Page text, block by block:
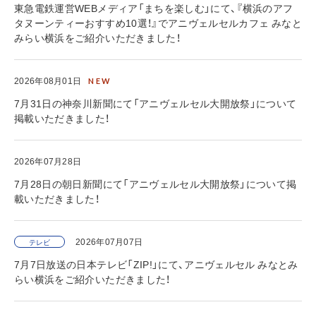
東急電鉄運営WEBメディア「まちを楽しむ」にて、『横浜のアフ
タヌーンティーおすすめ10選！』でアニヴェルセルカフェ みなと
みらい横浜をご紹介いただきました！
2026年08月01日
7月31日の神奈川新聞にて「アニヴェルセル大開放祭」について
掲載いただきました！
2026年07月28日
7月28日の朝日新聞にて「アニヴェルセル大開放祭」について掲
載いただきました！
テレビ 2026年07月07日
7月7日放送の日本テレビ「ZIP!」にて、アニヴェルセル みなとみ
らい横浜をご紹介いただきました！